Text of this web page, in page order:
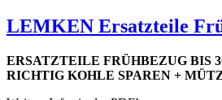
LEMKEN Ersatzteile
ERSATZTEILE FRÜHBEZUG BIS
RICHTIG KOHLE SPAREN +